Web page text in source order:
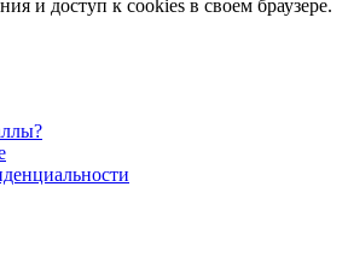
и доступ к cookies в своем браузере.